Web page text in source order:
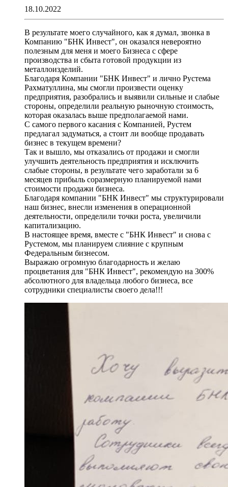
18.10.2022
В результате моего случайного, как я думал, звонка в
Компанию "БНК Инвест", он оказался невероятно
полезным для меня и моего Бизнеса с сфере
производства и сбыта готовой продукции из
металлоизделий.
Благодаря Компании "БНК Инвест" и лично Рустема
Рахматуллина, мы смогли произвести оценку
предприятия, разобрались и выявили сильные и слабые
стороны, определили реальную рыночную стоимость,
которая оказалась выше предполагаемой нами.
С самого первого касания с Компанией, Рустем
предлагал задуматься, а стоит ли вообще продавать
бизнес в текущем времени?
Так и вышло, мы отказались от продажи и смогли
улучшить деятельность предприятия и исключить
слабые стороны, в результате чего заработали за 6
месяцев прибыль соразмерную планируемой нами
стоимости продажи бизнеса.
Благодаря компании "БНК Инвест" мы структурировали
наш бизнес, внесли изменения в операционной
деятельности, определили точки роста, увеличили
капитализацию.
В настоящее время, вместе с "БНК Инвест" и снова с
Рустемом, мы планируем слияние с крупным
Федеральным бизнесом.
Выражаю огромную благодарность и желаю
процветания для "БНК Инвест", рекомендую на 300%
абсолютного для владельца любого бизнеса, все
сотрудники специалисты своего дела!!!